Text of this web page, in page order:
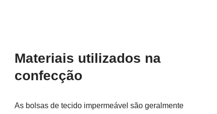
Materiais utilizados na
confecção
As bolsas de tecido impermeável são geralmente